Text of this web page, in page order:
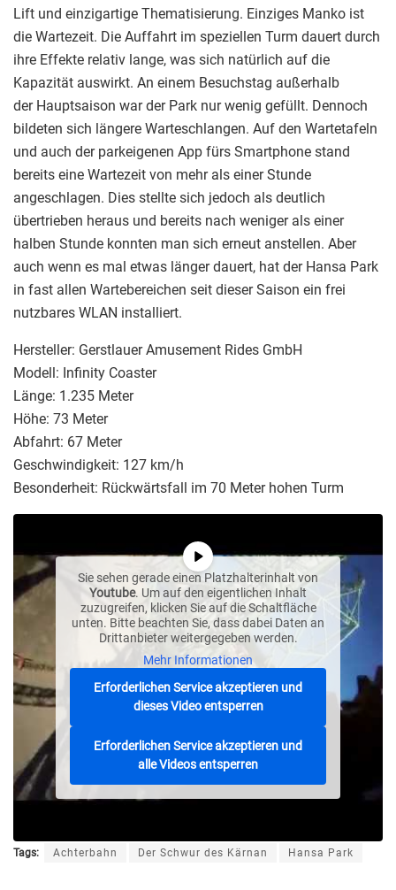
Lift und einzigartige Thematisierung. Einziges Manko ist
die Wartezeit. Die Auffahrt im speziellen Turm dauert durch
ihre Effekte relativ lange, was sich natürlich auf die
Kapazität auswirkt. An einem Besuchstag außerhalb
der Hauptsaison war der Park nur wenig gefüllt. Dennoch
bildeten sich längere Warteschlangen. Auf den Wartetafeln
und auch der parkeigenen App fürs Smartphone stand
bereits eine Wartezeit von mehr als einer Stunde
angeschlagen. Dies stellte sich jedoch als deutlich
übertrieben heraus und bereits nach weniger als einer
halben Stunde konnten man sich erneut anstellen. Aber
auch wenn es mal etwas länger dauert, hat der Hansa Park
in fast allen Wartebereichen seit dieser Saison ein frei
nutzbares WLAN installiert.
Hersteller: Gerstlauer Amusement Rides GmbH
Modell: Infinity Coaster
Länge: 1.235 Meter
Höhe: 73 Meter
Abfahrt: 67 Meter
Geschwindigkeit: 127 km/h
Besonderheit: Rückwärtsfall im 70 Meter hohen Turm
Sie sehen gerade einen Platzhalterinhalt von
Youtube. Um auf den eigentlichen Inhalt
zuzugreifen, klicken Sie auf die Schaltfläche
unten. Bitte beachten Sie, dass dabei Daten an
Drittanbieter weitergegeben werden.
Mehr Informationen
Erforderlichen Service akzeptieren und
dieses Video entsperren
Erforderlichen Service akzeptieren und
alle Videos entsperren
Tags: Achterbahn Der Schwur des Kärnan Hansa Park